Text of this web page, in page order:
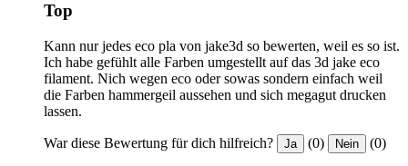
Top
Kann nur jedes eco pla von jake3d so bewerten, weil es so ist.
Ich habe gefühlt alle Farben umgestellt auf das 3d jake eco
filament. Nich wegen eco oder sowas sondern einfach weil
die Farben hammergeil aussehen und sich megagut drucken
lassen.
War diese Bewertung für dich hilfreich? Ja (0) Nein (0)